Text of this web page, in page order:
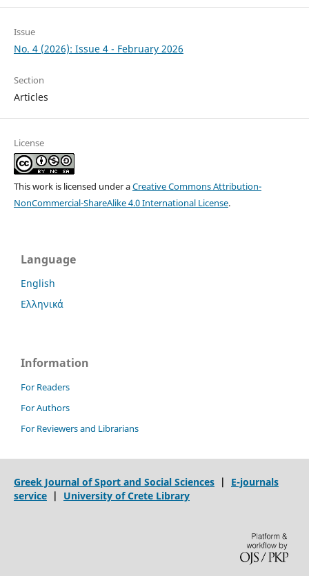
Issue
No. 4 (2026): Issue 4 - February 2026
Section
Articles
License
This work is licensed under aCreative Commons Attribution-
NonCommercial-ShareAlike 4.0 International License.
Language
English
Ελληνικά
Information
For Readers
For Authors
For Reviewers and Librarians
Greek Journal of Sport and Social Sciences| E-journals
service| University of Crete Library